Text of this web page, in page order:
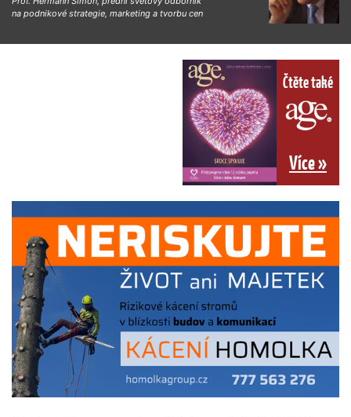
na podnikové strategie, marketing a tvorbu cen
Čtěte také
Více »